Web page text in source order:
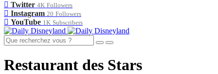
Twitter 4K Followers
Instagram 20 Followers
YouTube 1K Subscribers
Restaurant des Stars